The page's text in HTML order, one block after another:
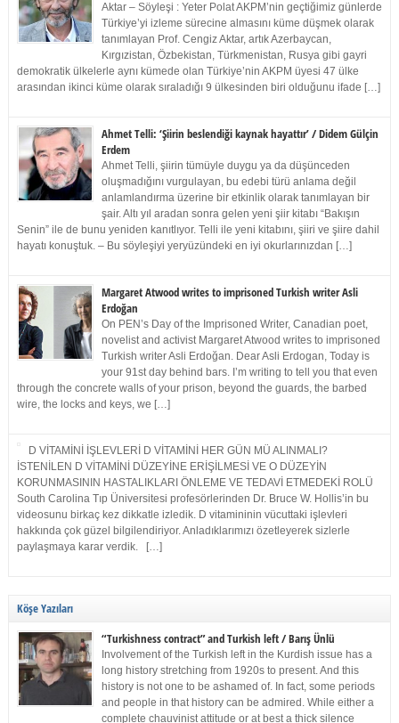
Aktar – Söyleşi : Yeter Polat AKPM’nin geçtiğimiz günlerde
Türkiye’yi izleme sürecine almasını küme düşmek olarak
tanımlayan Prof. Cengiz Aktar, artık Azerbaycan,
Kırgızistan, Özbekistan, Türkmenistan, Rusya gibi gayri
demokratik ülkelerle aynı kümede olan Türkiye’nin AKPM üyesi 47 ülke
arasından ikinci küme olarak sıraladığı 9 ülkesinden biri olduğunu ifade […]
Ahmet Telli: ‘Şiirin beslendiği kaynak hayattır’ / Didem Gülçin
Erdem
Ahmet Telli, şiirin tümüyle duygu ya da düşünceden
oluşmadığını vurgulayan, bu edebi türü anlama değil
anlamlandırma üzerine bir etkinlik olarak tanımlayan bir
şair. Altı yıl aradan sonra gelen yeni şiir kitabı “Bakışın
Senin” ile de bunu yeniden kanıtlıyor. Telli ile yeni kitabını, şiiri ve şiire dahil
hayatı konuştuk. – Bu söyleşiyi yeryüzündeki en iyi okurlarınızdan […]
Margaret Atwood writes to imprisoned Turkish writer Asli
Erdoğan
On PEN’s Day of the Imprisoned Writer, Canadian poet,
novelist and activist Margaret Atwood writes to imprisoned
Turkish writer Asli Erdoğan. Dear Asli Erdogan, Today is
your 91st day behind bars. I’m writing to tell you that even
through the concrete walls of your prison, beyond the guards, the barbed
wire, the locks and keys, we […]
D VİTAMİNİ İŞLEVLERİ D VİTAMİNİ HER GÜN MÜ ALINMALI?
İSTENİLEN D VİTAMİNİ DÜZEYİNE ERİŞİLMESİ VE O DÜZEYİN
KORUNMASININ HASTALIKLARI ÖNLEME VE TEDAVİ ETMEDEKİ ROLÜ
South Carolina Tıp Üniversitesi profesörlerinden Dr. Bruce W. Hollis’in bu
videosunu birkaç kez dikkatle izledik. D vitamininin vücuttaki işlevleri
hakkında çok güzel bilgilendiriyor. Anladıklarımızı özetleyerek sizlerle
paylaşmaya karar verdik. […]
Köşe Yazıları
“Turkishness contract” and Turkish left / Barış Ünlü
Involvement of the Turkish left in the Kurdish issue has a
long history stretching from 1920s to present. And this
history is not one to be ashamed of. In fact, some periods
and people in that history can be admired. While either a
complete chauvinist attitude or at best a thick silence